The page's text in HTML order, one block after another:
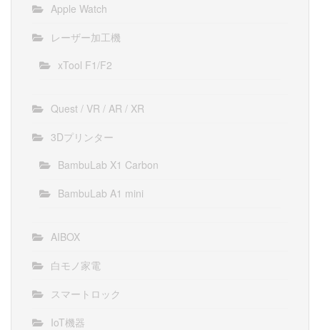
Apple Watch
レーザー加工機
xTool F1/F2
Quest / VR / AR / XR
3Dプリンター
BambuLab X1 Carbon
BambuLab A1 mini
AIBOX
白モノ家電
スマートロック
IoT機器